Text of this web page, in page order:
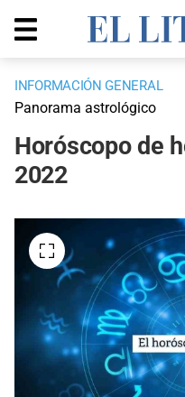
INFORMACIÓN GENERAL
Panorama astrológico
Horóscopo de
2022